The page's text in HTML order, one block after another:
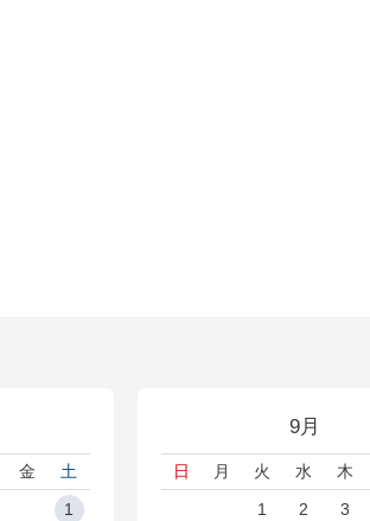
金
土
1
9月
日 月 火 水 木
1
2 3